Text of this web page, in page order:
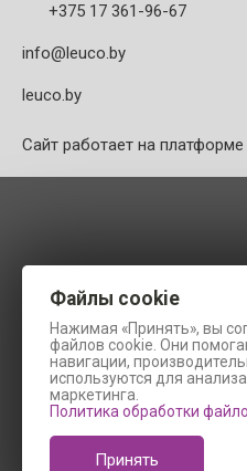
+375 17 361-96-67
info@leuco.by
leuco.by
Сайт работает на платформе
Файлы cookie
Нажимая «Принять», вы
файлов cookie. Они
навигации,
используются для
маркетинга.
Политика обработки
Принять